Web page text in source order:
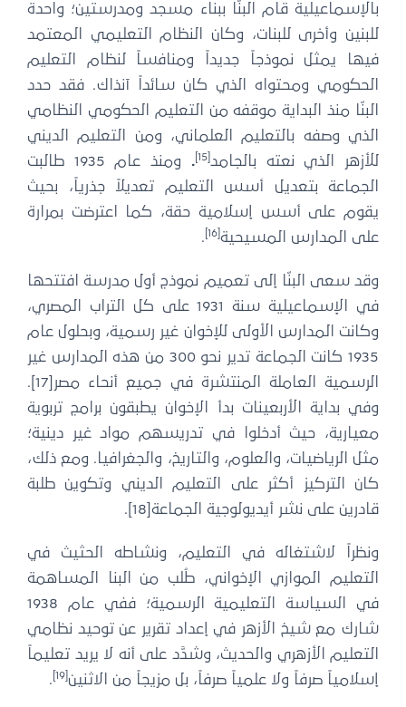
بالإسماعيلية قام البنّا ببناء مسجد ومدرستين؛ واحدة
للبنين وأخرى للبنات، وكان النظام التعليمي المعتمد
فيها يمثل نموذجاً جديداً ومنافساً لنظام التعليم
الحكومي ومحتواه الذي كان سائداً آنذاك. فقد حدد
البنّا منذ البداية موقفه من التعليم الحكومي النظامي
الذي وصفه بالتعليم العلماني، ومن التعليم الديني
للأزهر الذي نعته بالجامد [15]
.
ومنذ عام 1935 طالبت
الجماعة بتعديل أسس التعليم تعديلاً جذرياً، بحيث
يقوم على أسس إسلامية حقة، كما اعترضت بمرارة
على المدارس المسيحية
.
وقد سعى البنّا إلى تعميم نموذج أول مدرسة افتتحها
في الإسماعيلية سنة 1931 على كل التراب المصري،
وكانت المدارس الأولى للإخوان غير رسمية، وبحلول عام
1935 كانت الجماعة تدير نحو 300 من هذه المدارس غير
الرسمية العاملة المنتشرة في جميع أنحاء مصر[17].
وفي بداية الأربعينات بدأ الإخوان يطبقون برامج تربوية
معيارية، حيث أدخلوا في تدريسهم مواد غير دينية؛
مثل الرياضيات، والعلوم، والتاريخ، والجغرافيا. ومع ذلك،
كان التركيز أكثر على التعليم الديني وتكوين طلبة
قادرين على نشر أيديولوجية الجماعة[18].
ونظراً لاشتغاله في التعليم، ونشاطه الحثيث في
التعليم الموازي الإخواني، طُلب من البنا المساهمة
في السياسة التعليمية الرسمية؛ ففي عام 1938
شارك مع شيخ الأزهر في إعداد تقرير عن توحيد نظامي
التعليم الأزهري والحديث، وشدَّد على أنه لا يريد تعليماً
إسلامياً صرفاً ولا علمياً صرفاً، بل مزيجاً من الاثنين
.